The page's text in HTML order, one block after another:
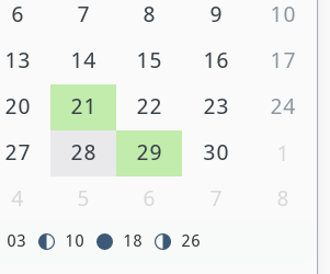
6 7 8 9
10
13 14 15 16
17
20 21 22 23
24
27 28 29 30
1
4 5 6 7 8
03 10 18 26